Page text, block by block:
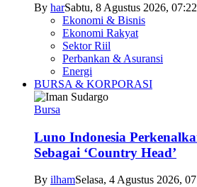
By harSabtu, 8 Agustus 2026, 07:22
Ekonomi & Bisnis
Ekonomi Rakyat
Sektor Riil
Perbankan & Asuransi
Energi
BURSA & KORPORASI
Bursa
Luno Indonesia
Sebagai ‘Country Head’
By ilhamSelasa, 4 Agustus 2026,